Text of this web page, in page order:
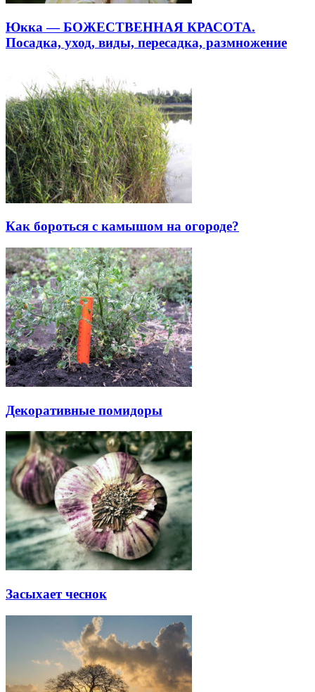
Юкка — БОЖЕСТВЕННАЯ КРАСОТА.
Посадка, уход, виды, пересадка, размножение
Как бороться с камышом на огороде?
Декоративные помидоры
Засыхает чеснок